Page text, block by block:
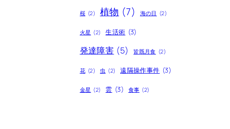
桜 (2) 植物 (7) 海の日 (2)
火星 (2) 生活術 (3)
発達障害 (5) 皆既月食 (2)
花 (2) 虫 (2) 遠隔操作事件 (3)
金星 (2) 雲 (3) 食事 (2)